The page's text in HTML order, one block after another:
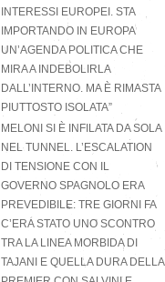
INTERESSI EUROPEI. STA
IMPORTANDO IN EUROPA
UN’AGENDA POLITICA CHE
MIRA A INDEBOLIRLA
DALL’INTERNO. MA È RIMASTA
PIUTTOSTO ISOLATA”
MELONI SI È INFILATA DA SOLA
NEL TUNNEL. L’ESCALATION
DI TENSIONE CON IL
GOVERNO SPAGNOLO ERA
PREVEDIBILE: TRE GIORNI FA
C’ERA STATO UNO SCONTRO
TRA LA LINEA MORBIDA DI
TAJANI E QUELLA DURA DELLA